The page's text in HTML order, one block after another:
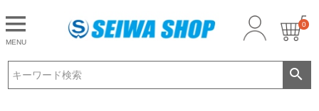
MENU
0
CLOSE
ログイン